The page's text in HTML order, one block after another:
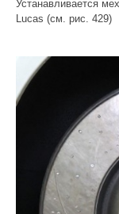
Устанавливается
Lucas (см. рис. 429)